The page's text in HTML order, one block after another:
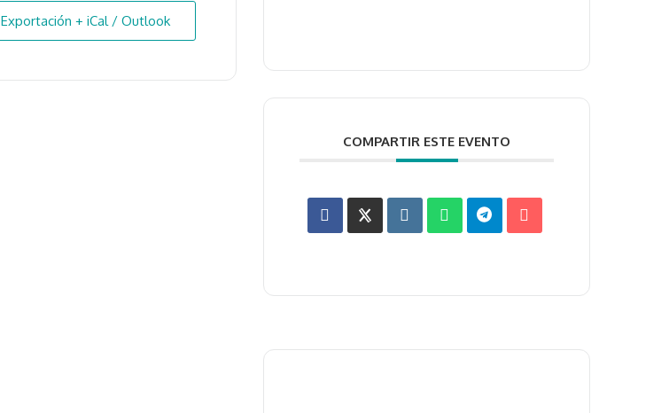
Exportación + iCal / Outlook
COMPARTIR ESTE EVENTO